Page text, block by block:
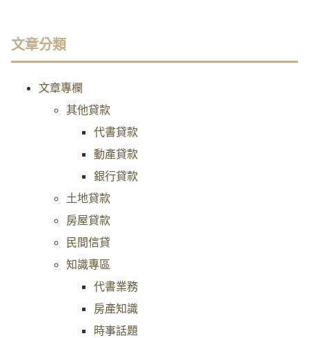
文章分類
文章專欄
其他貸款
代書貸款
動產貸款
銀行貸款
土地貸款
房屋貸款
民間信貸
知識專區
代書業務
房產知識
時事話題